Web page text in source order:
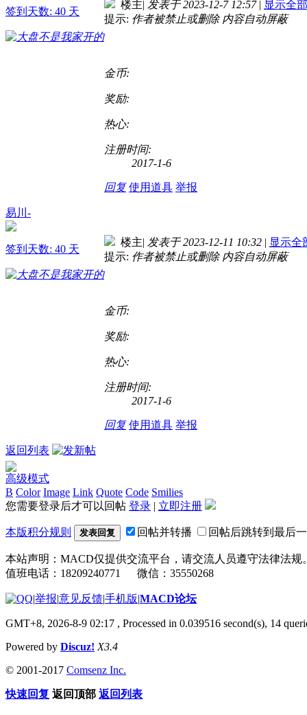
签到天数: 40 天
楼主| 发表于 2023-12-7 12:57 | 显示全
提示: 作者被禁止或删除 内容自动屏蔽
金币:
奖励:
热心:
注册时间:
2017-1-6
回复 使用道具 举报
易川-
签到天数: 40 天
楼主| 发表于 2023-12-11 10:32 | 显示全
提示: 作者被禁止或删除 内容自动屏蔽
金币:
奖励:
热心:
注册时间:
2017-1-6
回复 使用道具 举报
返回列表
高级模式
B Color Image Link Quote Code Smilies
您需要登录后才可以回帖 登录 | 立即注册
本版积分规则 发表回复 回帖并转播 回帖后跳转到最后
本站声明：MACD仅提供交流平台，请交流人员遵守法律法规
值班电话：18209240771 微信：35550268
|举报|意见反馈|手机版|MACD论坛
GMT+8, 2026-8-9 02:17 , Processed in 0.039516 second(s), 14
Powered by Discuz! X3.4
© 2001-2017 Comsenz Inc.
快速回复 返回顶部 返回列表